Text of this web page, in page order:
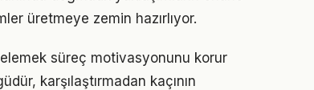
üretmeye zemin hazırlıyor.
süreç motivasyonunu korur
karşılaştırmadan kaçının